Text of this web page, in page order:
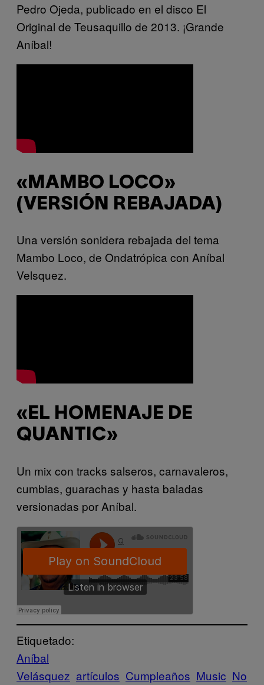
Pedro Ojeda, publicado en el disco El
Original de Teusaquillo de 2013. ¡Grande
Aníbal!
«MAMBO LOCO»
(VERSIÓN REBAJADA)
Una versión sonidera rebajada del tema
Mambo Loco, de Ondatrópica con Aníbal
Velsquez.
«EL HOMENAJE DE
QUANTIC»
Un mix con tracks salseros, carnavaleros,
cumbias, guarachas y hasta baladas
versionadas por Aníbal.
Etiquetado:
Aníbal
Velásquez artículos Cumpleaños Music No